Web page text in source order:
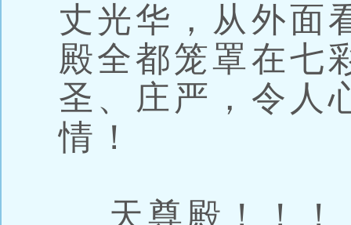
丈光华，从外面
殿全都笼罩在七
圣、庄严，令人
情！
天尊殿！！！